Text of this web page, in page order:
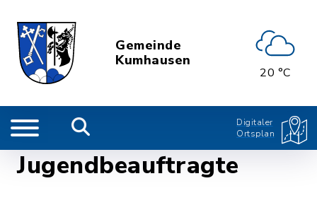
Gemeinde
Kumhausen
20 °C
Digitaler
Ortsplan
Jugendbeauftragte